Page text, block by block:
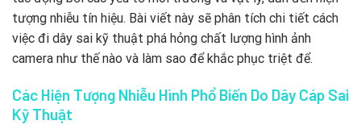
tượng nhiễu tín hiệu. Bài viết này sẽ phân tích chi tiết cách
việc đi dây sai kỹ thuật phá hỏng chất lượng hình ảnh
camera như thế nào và làm sao để khắc phục triệt để.
Các Hiện Tượng Nhiễu Hình Phổ Biến Do Dây Cáp Sai
Kỹ Thuật